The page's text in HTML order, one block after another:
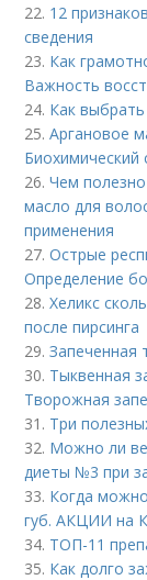
22. 12
сведения
23. Как
Важность
24. Как
25.Аргановое
Биохимический
26.Чем
масло для
применения
27.Острые
Определение
28.Хеликс
после пирсинга
29.Запеченная
30. Тыквенная
Творожная
31. Три
32. Можно ли
диеты №3 при
33. Когда
губ. АКЦИИ
34. ТОП-11
35. Как долго